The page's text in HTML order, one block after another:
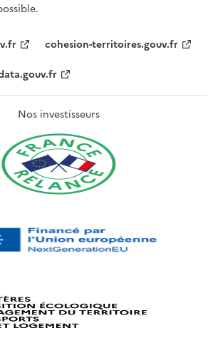
cohesion-territoires.gouv.fr
Nos investisseurs